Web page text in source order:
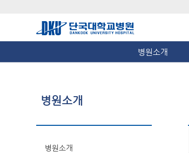
병원소개
병원소개
병원소개